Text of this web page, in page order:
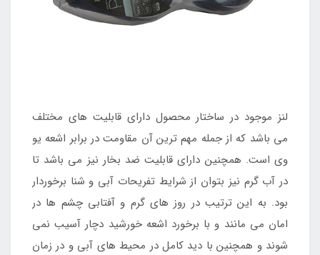
لنز موجود در ساختار محصول دارای قابلیت های مختلف
می باشد که از جمله مهم ترین آن مقاومت در برابر اشعه یو
وی است. همچنین دارای قابلیت ضد بخار نیز می باشد تا
در آب گرم نیز بتوان از شرایط تفریحات آبی و شنا برخوردار
بود. به این ترتیب در روز های گرم و آفتابی چشم ها در
امان می مانند و با برخورد اشعه خورشید دچار آسیب نمی
شوند و همچنین با دید کامل در محیط های آبی و در زمان